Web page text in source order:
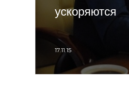
ускоряются
17.11.15